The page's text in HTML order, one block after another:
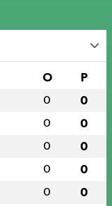
O P
0 0
0 0
0 0
0 0
0 0